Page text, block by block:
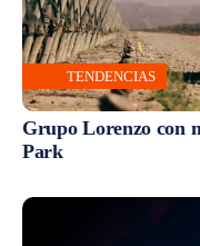
TENDENCIAS
Grupo Lorenzo con
Park